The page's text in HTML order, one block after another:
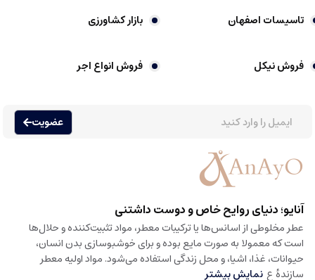
تاسیسات اصفهان بازار کشاورزی
فروش نیکل فروش انواع اجر
عضویت
آنایو؛ دنیای روایح خاص و دوست داشتنی
عطر مخلوطی از اسانس‌ها یا ترکیبات معطر، مواد تثبیت‌کننده و حلال‌ها
است که معمولا به صورت مایع بوده و برای خوشبوسازی بدن انسان،
حیوانات، غذا، اشیا، و محل زندگی استفاده می‌شود. مواد اولیه معطر
سازندهٔ ع نمایش بیشتر